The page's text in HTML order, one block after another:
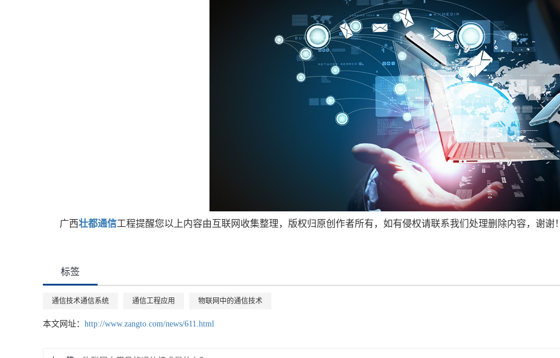
广西壮都通信工程提醒您以上内容由互联网收集整理，版权归原创作者所有，如有侵权请联系我们处理删除内容，谢谢！
标签
通信技术通信系统 通信工程应用 物联网中的通信技术
本文网址： http://www.zangto.com/news/611.html